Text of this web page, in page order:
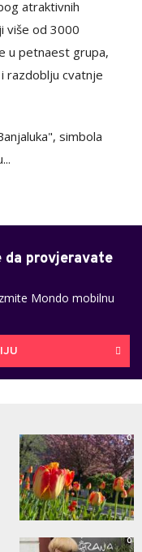
atraktivnih
više od 3000
u petnaest grupa,
razdoblju cvatnje
simbola
da provjeravate
Mondo mobilnu
0
0